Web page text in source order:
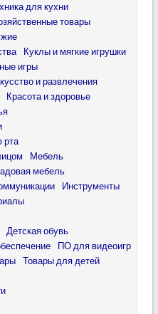
для кухни
товары
Куклы и мягкие игрушки
игры
и развлечения
Красота и здоровье
рта
Мебель
мебель
Инструменты
Детская обувь
ПО для видеоигр
Товары для детей